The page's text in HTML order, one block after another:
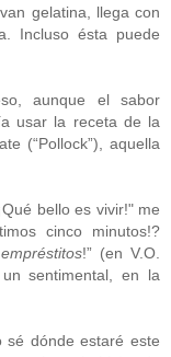
gelatina, llega con
Incluso ésta puede
aunque el sabor
usar la receta de la
(“Pollock”), aquella
bello es vivir!" me
cinco minutos!?
!” (en V.O.
sentimental, en la
sé dónde estaré este